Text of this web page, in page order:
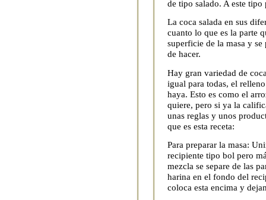
de tipo salado. A este
La coca salada en sus
cuanto lo que es la parte
superficie de la masa y
de hacer.
Hay gran variedad de
igual para todas, el
haya. Esto es como el
quiere, pero si ya la
unas reglas y unos
que es esta receta:
Para preparar la masa:
recipiente tipo bol pero
mezcla se separe de las
harina en el fondo del
coloca esta encima y